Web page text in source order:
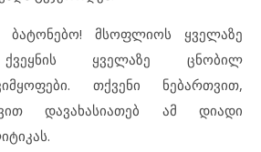
მსოფლიოს ყველაზე
ყველაზე ცნობილ
თქვენი ნებართვით,
დავახასიათებ ამ დიადი